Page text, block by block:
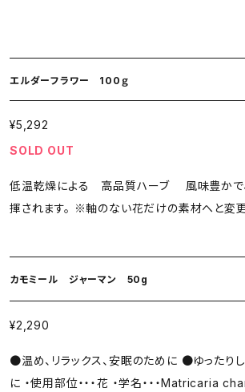
フレーバー等は一切添加いたしません。 ◎農
いない素材を厳選しております。
エルダーフラワー 100ｇ
¥5,292
SOLD OUT
低温乾燥による 高品質ハーブ 風味豊かで
揮されます。 ※軸のない花だけの素材へと変更したため、価格を下げ
蒸らし時間 フタをして５分程 ◎新鮮で低温乾燥ならではのハーブ
本来の風味を味わっていただけるよう、フレ
ません。 ◎農薬や化学肥料を使用していない素
カモミール ジャーマン 50g
¥2,290
●温め、リラックス、安眠のために ●ゆったり
に ・使用部位・・・花 ・学名・・・Matricaria chamomilla ＜上手な飲み